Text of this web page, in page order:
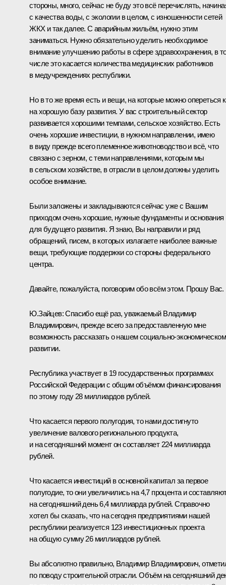
стороны, много, сейчас не буду это всё перечислять,
с качества воды, с экологии в целом, с изношенности сетей
ЖКХ и так далее. С аварийным жильём, нужно этим
заниматься. Нужно обязательно уделить необходимое
внимание улучшению работы в сфере здравоохранения, в
числе это касается количества медицинских работников
в медучреждениях республики.
Но в то же время есть и вещи, на которые можно опереться
на хорошую базу развития. У вас строительный сектор
развивается хорошими темпами, сельское хозяйство. Есть
очень хорошие инвестиции, в нужном направлении, имею
в виду прежде всего племенное животноводство и всё, что
связано с зерном, с теми направлениями, которым мы
в сельском хозяйстве, в отрасли в целом должны уделить
особое внимание.
Были заложены и закладываются сейчас уже с Вашим
приходом очень хорошие, нужные фундаменты и основания
для будущего развития. Я знаю, Вы направили и ряд
обращений, писем, в которых излагаете наиболее важные
вещи, требующие поддержки со стороны федерального
центра.
Давайте, пожалуйста, поговорим обо всём этом. Прошу Вас.
Ю.Зайцев:Спасибо ещё раз, уважаемый Владимир
Владимирович, прежде всего за предоставленную мне
возможность рассказать о нашем социально-экономическом
развитии.
Республика участвует в 19 государственных программах
Российской Федерации с общим объёмом финансирования
по этому году 28 миллиардов рублей.
Что касается первого полугодия, то нами достигнуто
увеличение валового регионального продукта,
и на сегодняшний момент он составляет 224 миллиарда
рублей.
Что касается инвестиций в основной капитал за первое
полугодие, то они увеличились на 4,7 процента и
на сегодняшний день 6,4 миллиарда рублей. Справочно
хотел бы сказать, что на сегодня предприятиями нашей
республики реализуется 123 инвестиционных проекта
на общую сумму 26 миллиардов рублей.
Вы абсолютно правильно, Владимир Владимирович,
по поводу строительной отрасли. Объём на сегодняшний